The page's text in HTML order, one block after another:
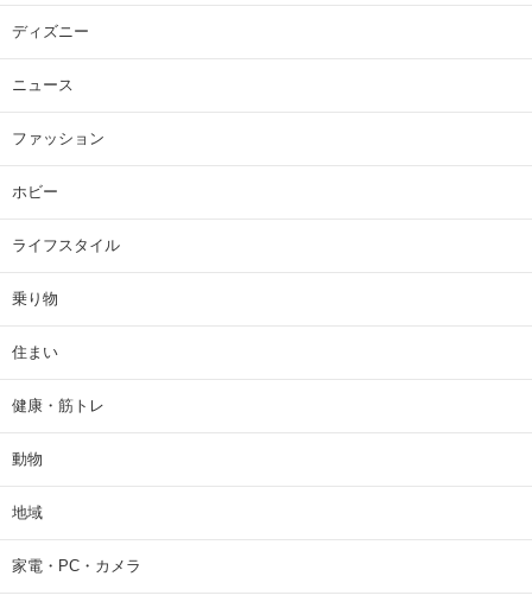
ディズニー
ニュース
ファッション
ホビー
ライフスタイル
乗り物
住まい
健康・筋トレ
動物
地域
家電・PC・カメラ